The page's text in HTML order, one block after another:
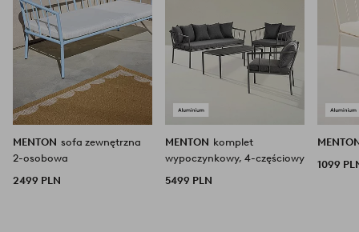
MENTON sofa zewnętrzna
2-osobowa
2499 PLN
MENTON komplet
wypoczynkowy, 4-częściowy
5499 PLN
1099